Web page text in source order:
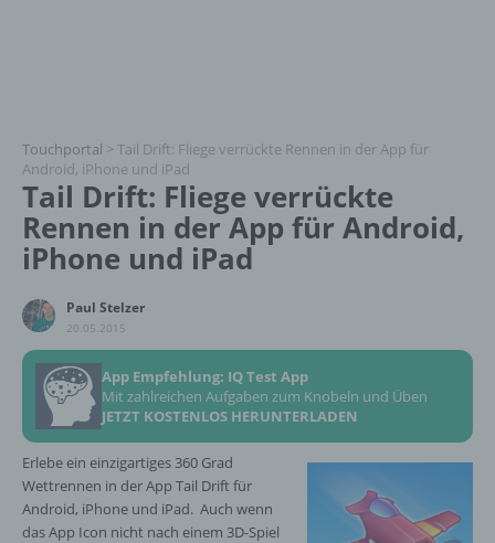
Touchportal > Tail Drift: Fliege verrückte Rennen in der App für
Android, iPhone und iPad
Tail Drift: Fliege verrückte
Rennen in der App für Android,
iPhone und iPad
Paul Stelzer
20.05.2015
App Empfehlung: IQ Test App
Mit zahlreichen Aufgaben zum Knobeln und Üben
JETZT KOSTENLOS HERUNTERLADEN
Erlebe ein einzigartiges 360 Grad
Wettrennen in der App Tail Drift für
Android, iPhone und iPad. Auch wenn
das App Icon nicht nach einem 3D-Spiel